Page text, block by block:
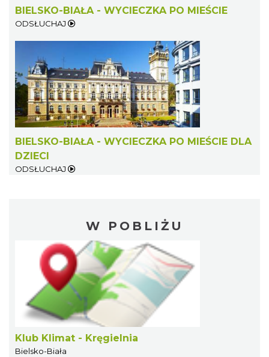
BIELSKO-BIAŁA - WYCIECZKA PO MIEŚCIE
ODSŁUCHAJ
BIELSKO-BIAŁA - WYCIECZKA PO MIEŚCIE DLA
DZIECI
ODSŁUCHAJ
W POBLIŻU
Klub Klimat - Kręgielnia
Bielsko-Biała